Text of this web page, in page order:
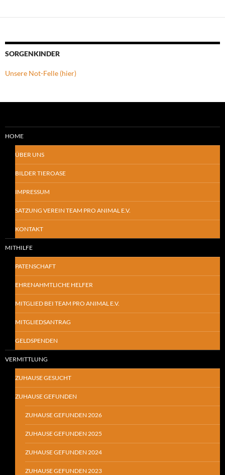
SORGENKINDER
Unsere Not-Felle (hier)
HOME
ÜBER UNS
BILDER TIEROASE
IMPRESSUM
SATZUNG VEREIN TEAM PRO ANIMAL E.V.
KONTAKT
MITHILFE
PATENSCHAFT
EHRENAHMTLICHE HELFER
MITGLIED BEI TEAM PRO ANIMAL E.V.
MITGLIEDSANTRAG
GELDSPENDEN
VERMITTLUNG
ZUHAUSE GESUCHT
ZUHAUSE GEFUNDEN
ZUHAUSE GEFUNDEN 2026
ZUHAUSE GEFUNDEN 2025
ZUHAUSE GEFUNDEN 2024
ZUHAUSE GEFUNDEN 2023